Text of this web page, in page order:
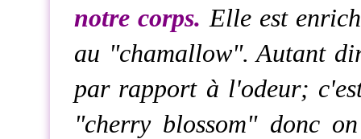
notre corps. Elle est
au "chamallow". Autant
par rapport à l'odeur;
"cherry blossom" donc